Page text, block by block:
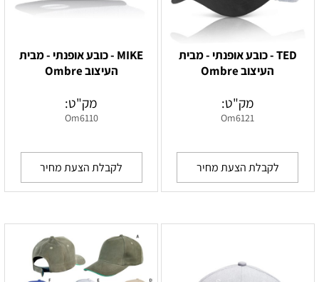
TED - כובע אופנתי - מבית
העיצוב Ombre
מק"ט:
Om6121
לקבלת הצעת מחיר
MIKE - כובע אופנתי - מבית
העיצוב Ombre
מק"ט:
Om6110
לקבלת הצעת מחיר